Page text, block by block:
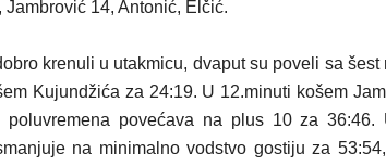
Jambrović 14, Antonić, Elčić.
krenuli u utakmicu, dvaput su poveli sa
Kujundžića za 24:19. U 12.minuti košem
poluvremena povećava na plus 10 za
na minimalno vodstvo gostiju za